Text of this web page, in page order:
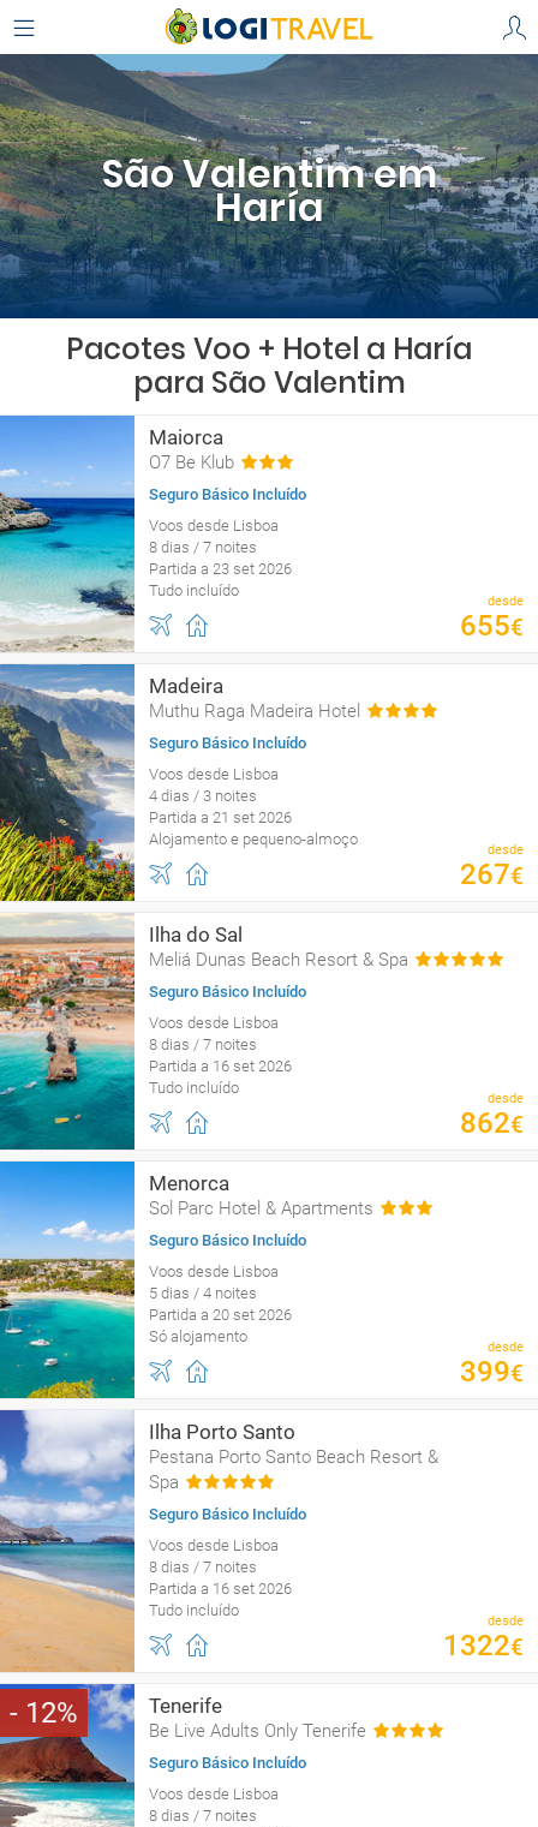
São Valentim em
Haría
Pacotes Voo + Hotel a Haría
para São Valentim
Maiorca
O7 Be Klub
Seguro Básico Incluído
Voos desde Lisboa
8 dias / 7 noites
Partida a 23 set 2026
Tudo incluído
desde
655€
Madeira
Muthu Raga Madeira Hotel
Seguro Básico Incluído
Voos desde Lisboa
4 dias / 3 noites
Partida a 21 set 2026
Alojamento e pequeno-almoço
desde
267€
Ilha do Sal
Meliá Dunas Beach Resort & Spa
Seguro Básico Incluído
Voos desde Lisboa
8 dias / 7 noites
Partida a 16 set 2026
Tudo incluído
desde
862€
Menorca
Sol Parc Hotel & Apartments
Seguro Básico Incluído
Voos desde Lisboa
5 dias / 4 noites
Partida a 20 set 2026
Só alojamento
desde
399€
Ilha Porto Santo
Pestana Porto Santo Beach Resort &
Spa
Seguro Básico Incluído
Voos desde Lisboa
8 dias / 7 noites
Partida a 16 set 2026
Tudo incluído
desde
1322€
12 Tenerife
Be Live Adults Only Tenerife
Seguro Básico Incluído
Voos desde Lisboa
8 dias / 7 noites